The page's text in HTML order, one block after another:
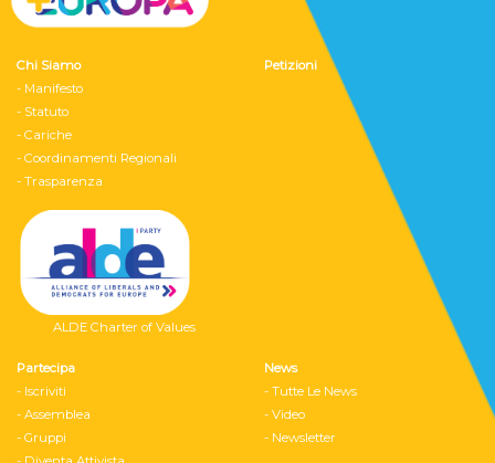
Chi Siamo
- Manifesto
- Statuto
- Cariche
- Coordinamenti Regionali
- Trasparenza
ALDE Charter of Values
Petizioni
Partecipa
- Iscriviti
- Assemblea
- Gruppi
News
- Tutte Le News
- Video
- Newsletter